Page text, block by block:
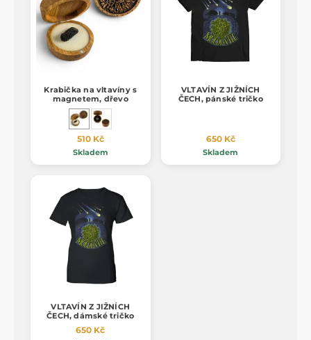
Krabička na vltavíny s
magnetem, dřevo
510 Kč
Skladem
VLTAVÍN Z JIŽNÍCH
ČECH, pánské tričko
650 Kč
Skladem
VLTAVÍN Z JIŽNÍCH
ČECH, dámské tričko
650 Kč